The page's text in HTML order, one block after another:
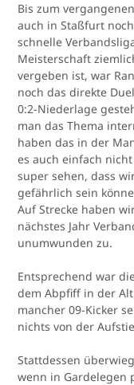
Bis zum
auch in Staßfurt
schnelle
Meisterschaft
vergeben ist, war
noch das direkte
0:2-Niederlage
man das Thema
haben das in der
es auch einfach
super sehen, dass
gefährlich sein
Auf Strecke haben
nächstes Jahr
unumwunden zu.
Entsprechend war
dem Abpfiff in der
mancher 09-Kicker
nichts von der
Stattdessen
wenn in Gardelegen